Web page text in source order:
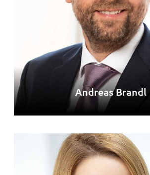
Andreas Brandl